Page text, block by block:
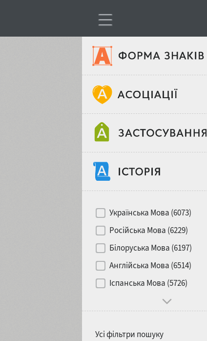
Тип шрифтів
Ширина
Контраст
Віковий стереотип
Гендерний стереотип
Характер і поведінка
Об'єкт дизайну
Українська Мова (6073)
Російська Мова (6229)
Білоруська Мова (6197)
Англійська Мова (6514)
Іспанська Мова (5726)
Усі фільтри пошуку